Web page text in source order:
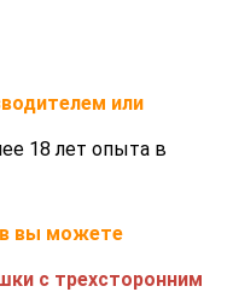
или
18 лет опыта в
вы можете
с трехсторонним